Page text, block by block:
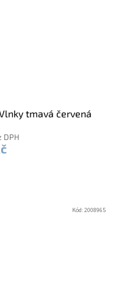
tmavá červená
DPH
Kód:2008965